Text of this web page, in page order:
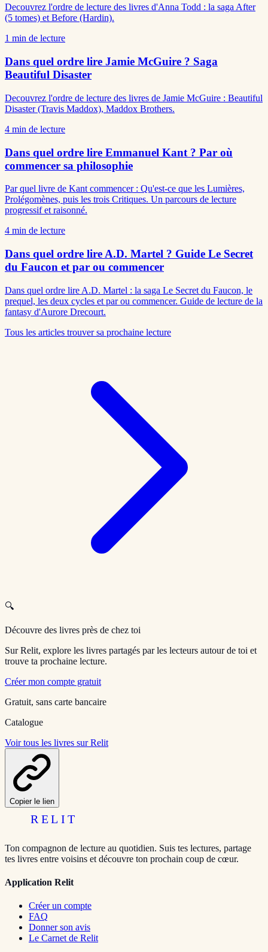
Decouvrez l'ordre de lecture des livres d'Anna Todd : la saga After
(5 tomes) et Before (Hardin).
1 min de lecture
Dans quel ordre lire Jamie McGuire ? Saga
Beautiful Disaster
Decouvrez l'ordre de lecture des livres de Jamie McGuire : Beautiful
Disaster (Travis Maddox), Maddox Brothers.
4 min de lecture
Dans quel ordre lire Emmanuel Kant ? Par où
commencer sa philosophie
Par quel livre de Kant commencer : Qu'est-ce que les Lumières,
Prolégomènes, puis les trois Critiques. Un parcours de lecture
progressif et raisonné.
4 min de lecture
Dans quel ordre lire A.D. Martel ? Guide Le Secret
du Faucon et par ou commencer
Dans quel ordre lire A.D. Martel : la saga Le Secret du Faucon, le
prequel, les deux cycles et par ou commencer. Guide de lecture de la
fantasy d'Aurore Drecourt.
Tous les articles trouver sa prochaine lecture
🔍
Découvre des livres près de chez toi
Sur Relit, explore les livres partagés par les lecteurs autour de toi et
trouve ta prochaine lecture.
Créer mon compte gratuit
Gratuit, sans carte bancaire
Catalogue
Voir tous les livres sur Relit
Copier le lien
RELIT
Ton compagnon de lecture au quotidien. Suis tes lectures, partage
tes livres entre voisins et découvre ton prochain coup de cœur.
Application Relit
Créer un compte
FAQ
Donner son avis
Le Carnet de Relit